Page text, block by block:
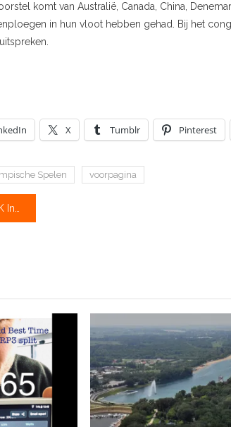
komt van Australië, Canada, China,
in hun vloot hebben gehad. Bij het
X Tumblr Pinterest
Spelen voorpagina